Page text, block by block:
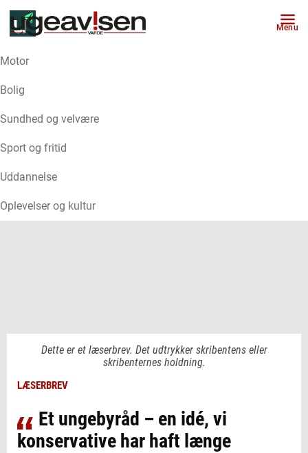
Menu
Motor
Bolig
Sundhed og velvære
Sport og fritid
Uddannelse
Oplevelser og kultur
Dette er et læserbrev. Det udtrykker skribentens eller
skribenternes holdning.
LÆSERBREV
Et ungebyråd – en idé, vi
konservative har haft længe